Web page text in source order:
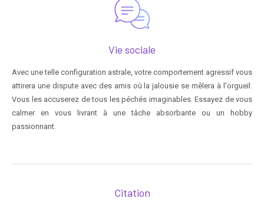
Vie sociale
Avec une telle configuration astrale, votre comportement agressif vous
attirera une dispute avec des amis où la jalousie se mêlera à l'orgueil.
Vous les accuserez de tous les péchés imaginables. Essayez de vous
calmer en vous livrant à une tâche absorbante ou un hobby
passionnant.
Citation